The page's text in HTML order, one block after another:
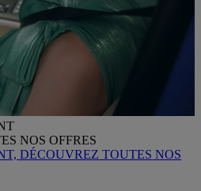
NOS OFFRES
DÉCOUVREZ TOUTES NOS